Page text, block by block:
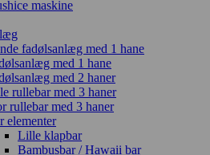
maskine
fadølsanlæg med 1 hane
med 1 hane
med 2 haner
rullebar med 3 haner
rullebar med 3 haner
elementer
Lille klapbar
Bambusbar / Hawaii bar